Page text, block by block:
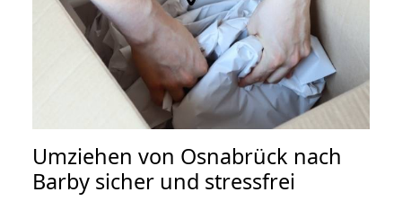
Umziehen von Osnabrück nach
Barby sicher und stressfrei